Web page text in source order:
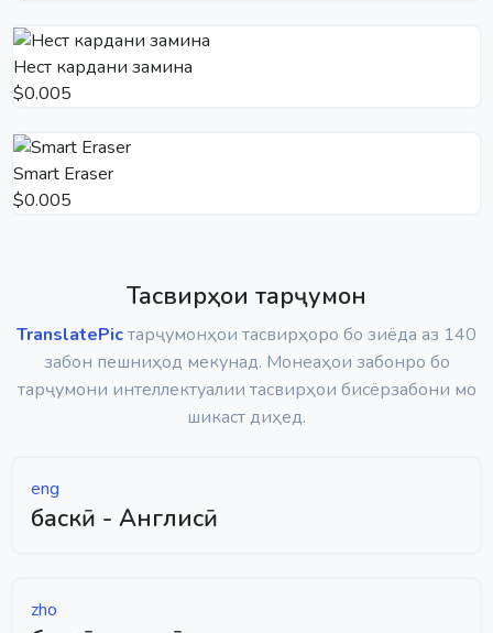
Нест кардани замина
$0.005
Smart Eraser
$0.005
Тасвирҳои тарҷумон
TranslatePicтарҷумонҳои тасвирҳоро бо зиёда аз 140
забон пешниҳод мекунад. Монеаҳои забонро бо
тарҷумони интеллектуалии тасвирҳои бисёрзабони мо
шикаст диҳед.
eng
баскӣ - Англисӣ
zho